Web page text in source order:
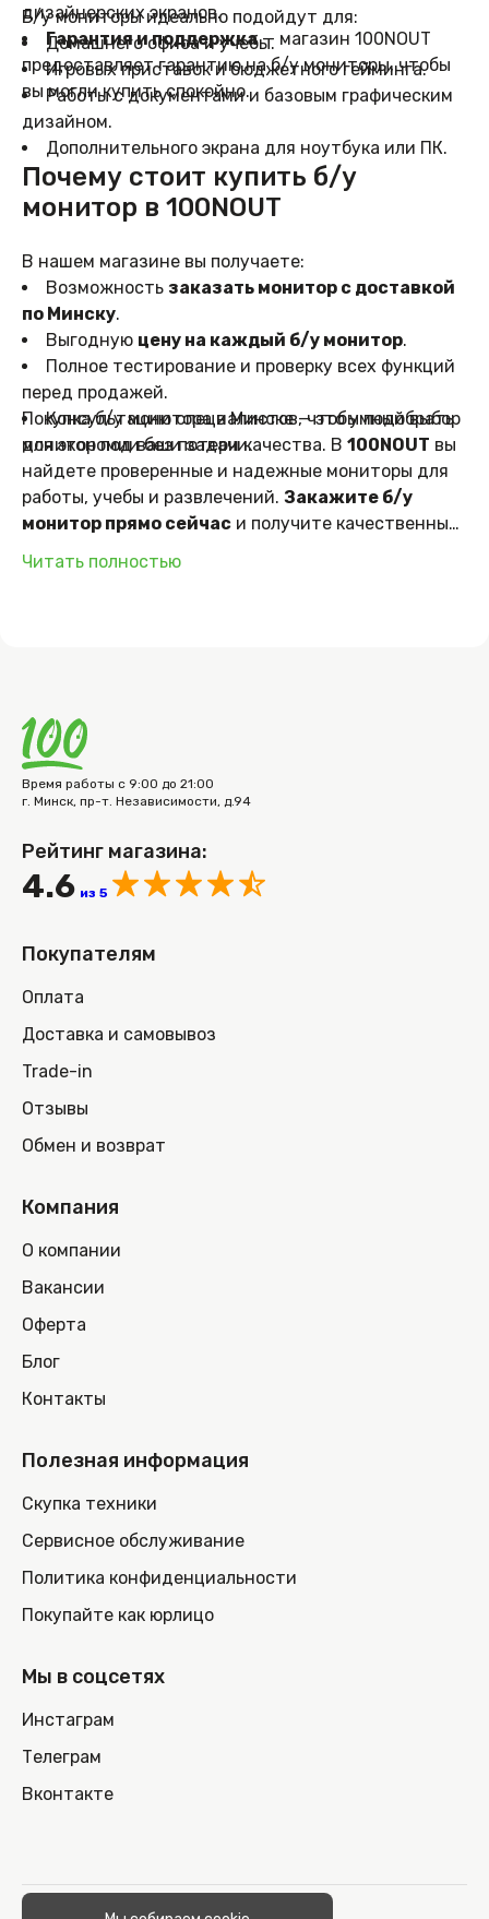
дизайнерских экранов.
Гарантия и поддержка— магазин 100NOUT
предоставляет гарантию на б/у мониторы, чтобы
вы могли купить спокойно.
Б/у мониторы идеально подойдут для:
Домашнего офиса и учебы.
Игровых приставок и бюджетного гейминга.
Работы с документами и базовым графическим
дизайном.
Дополнительного экрана для ноутбука или ПК.
Почему стоит купить б/у
монитор в 100NOUT
В нашем магазине вы получаете:
Возможность заказать монитор с доставкой
по Минску.
Выгодную цену на каждый б/у монитор.
Полное тестирование и проверку всех функций
перед продажей.
Консультацию специалистов, чтобы подобрать
монитор под ваши задачи.
Покупка б/у монитора в Минске — это умный выбор
для экономии без потери качества. В 100NOUT вы
найдете проверенные и надежные мониторы для
работы, учебы и развлечений. Закажите б/у
монитор прямо сейчас и получите качественный
Читать полностью
Время работы с 9:00 до 21:00
г. Минск, пр-т. Независимости, д.94
Рейтинг магазина:
4.6 из 5
Покупателям
Оплата
Доставка и самовывоз
Trade-in
Отзывы
Обмен и возврат
Компания
О компании
Вакансии
Оферта
Блог
Контакты
Полезная информация
Скупка техники
Сервисное обслуживание
Политика конфиденциальности
Покупайте как юрлицо
Мы в соцсетях
Инстаграм
Телеграм
Вконтакте
© 2026 100nout.by,